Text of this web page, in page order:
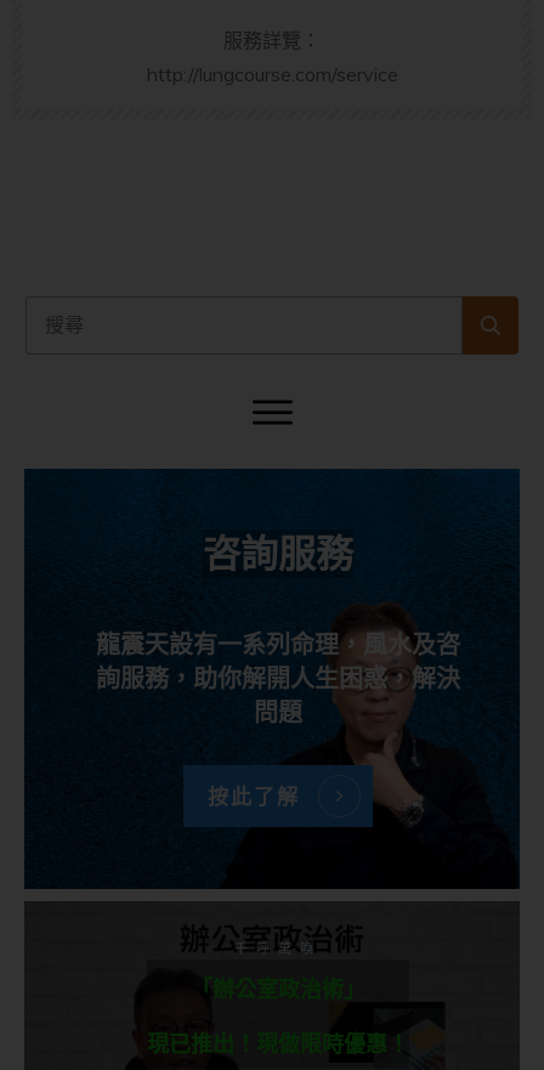
服務詳覽：
http://lungcourse.com/service
咨詢服務
龍震天設有一系列命理，風水及咨
詢服務，助你解開人生困惑，解決
問題
按此了解
千呼萬喚
「辦公室政治術」
現已推出！現做限時優惠！